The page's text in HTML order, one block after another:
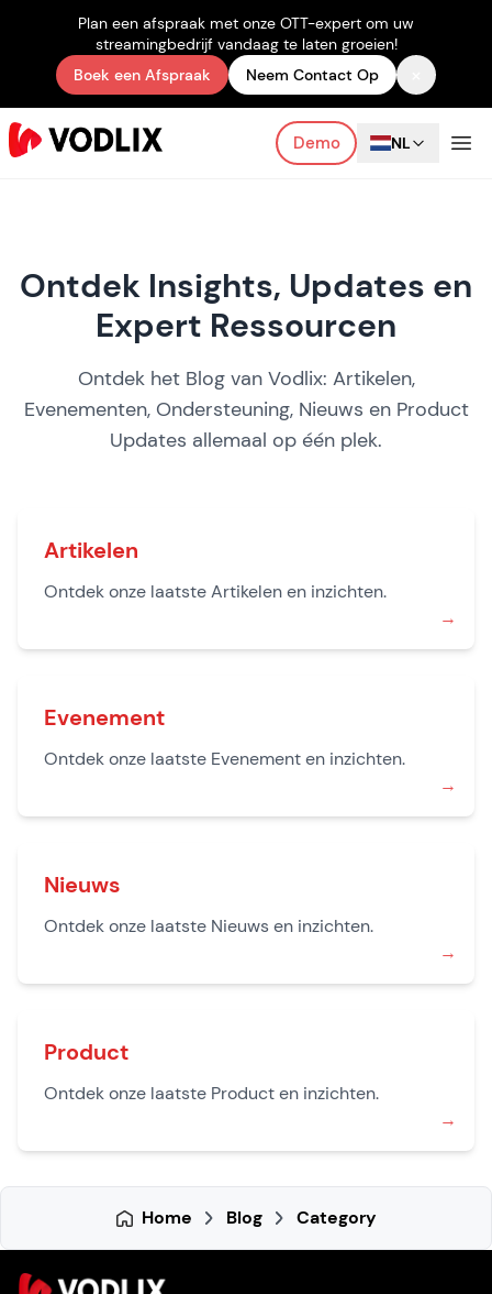
Plan een afspraak met onze OTT-expert om uw
streamingbedrijf vandaag te laten groeien!
Boek een Afspraak
Neem Contact Op
Demo NL
Ontdek Insights, Updates en
Expert Ressourcen
Ontdek het Blog van Vodlix: Artikelen,
Evenementen, Ondersteuning, Nieuws en Product
Updates allemaal op één plek.
Artikelen
Ontdek onze laatste Artikelen en inzichten.
→
Evenement
Ontdek onze laatste Evenement en inzichten.
→
Nieuws
Ontdek onze laatste Nieuws en inzichten.
→
Product
Ontdek onze laatste Product en inzichten.
→
Home Blog Category